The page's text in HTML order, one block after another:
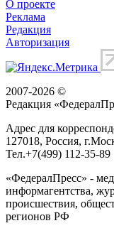
О проекте
Реклама
Редакция
Авторизация
2007-2026 ©
Редакция «
Адрес для
127018, Россия, г.
Тел.+7(499) 112-35-89
«ФедералПресс» -
информагентства,
происшествия,
регионов РФ